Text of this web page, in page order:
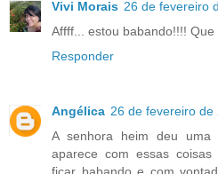
Vivi Morais 26 de fevereiro
Affff... estou babando!!!!
Responder
Angélica 26 de fevereiro de
A senhora heim deu
aparece com essas